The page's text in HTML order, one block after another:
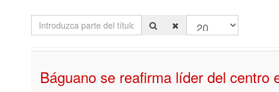
Introduzca parte del título Cantidad a mostrar
Báguano se reafirma líder del centro